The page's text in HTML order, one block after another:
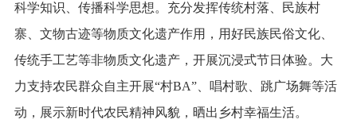
科学知识、传播科学思想。充分发挥传统村落、民族村
寨、文物古迹等物质文化遗产作用，用好民族民俗文化、
传统手工艺等非物质文化遗产，开展沉浸式节日体验。大
力支持农民群众自主开展“村BA”、唱村歌、跳广场舞等活
动，展示新时代农民精神风貌，晒出乡村幸福生活。